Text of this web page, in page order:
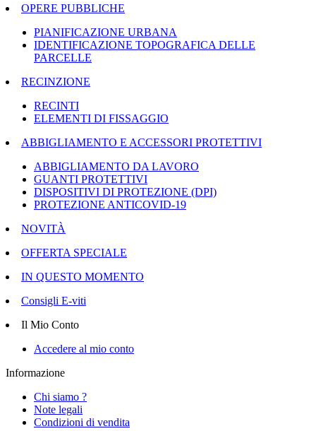
OPERE PUBBLICHE
PIANIFICAZIONE URBANA
IDENTIFICAZIONE TOPOGRAFICA DELLE
PARCELLE
RECINZIONE
RECINTI
ELEMENTI DI FISSAGGIO
ABBIGLIAMENTO E ACCESSORI PROTETTIVI
ABBIGLIAMENTO DA LAVORO
GUANTI PROTETTIVI
DISPOSITIVI DI PROTEZIONE (DPI)
PROTEZIONE ANTICOVID-19
NOVITÀ
OFFERTA SPECIALE
IN QUESTO MOMENTO
Consigli E-viti
Il Mio Conto
Accedere al mio conto
Informazione
Chi siamo ?
Note legali
Condizioni di vendita